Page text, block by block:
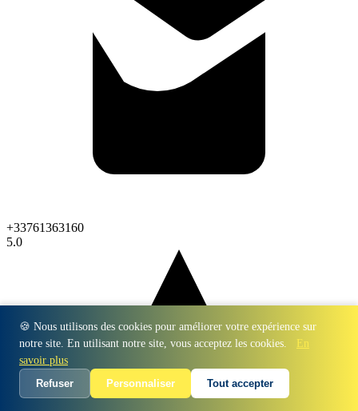
🍪 Nous utilisons des cookies pour améliorer votre expérience sur
notre site. En utilisant notre site, vous acceptez les cookies.
En
savoir plus
Refuser
Personnaliser Tout accepter
+33761363160
5.0